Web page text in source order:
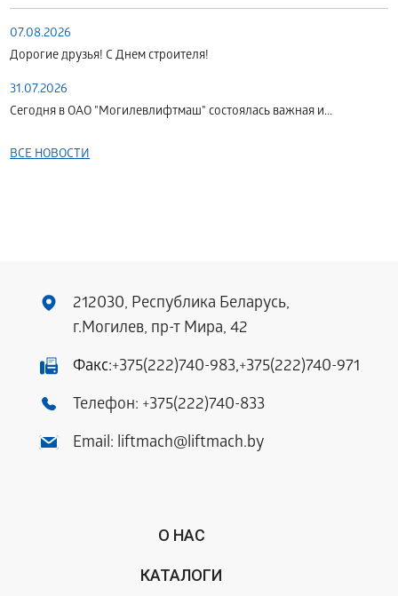
07.08.2026
Дорогие друзья! С Днем строителя!
31.07.2026
Сегодня в ОАО "Могилевлифтмаш" состоялась важная и...
ВСЕ НОВОСТИ
212030, Республика Беларусь,
г.Могилев, пр-т Мира, 42
Факс:+375(222)740-983,+375(222)740-971
Телефон: +375(222)740-833
Email: liftmach@liftmach.by
О НАС
КАТАЛОГИ